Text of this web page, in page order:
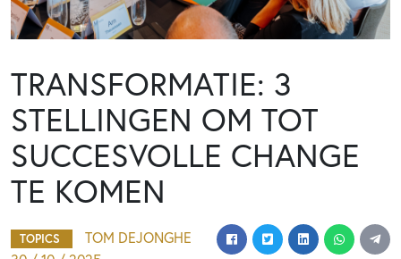
TRANSFORMATIE: 3
STELLINGEN OM TOT
SUCCESVOLLE CHANGE
TE KOMEN
TOPICS
TOM DEJONGHE